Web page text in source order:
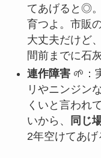
てあげると◎
育つよ。市販
大丈夫だけど
間前までに石
連作障害🌱：
リやニンジン
くいと言われ
いから、
同じ
2年空けてあげ